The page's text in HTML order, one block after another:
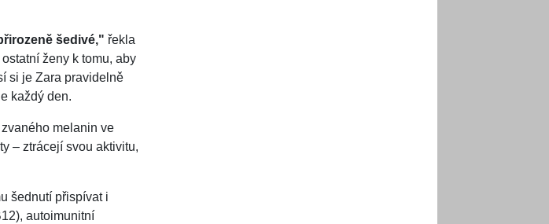
šedivé," řekla
ženy k tomu, aby
si je Zara pravidelně
každý den.
melanin ve
– ztrácejí svou aktivitu,
šednutí přispívat i
autoimunitní